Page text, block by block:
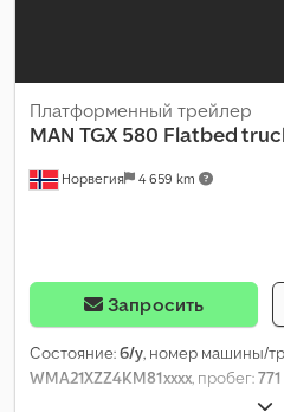
Норвегия 4 659 km
Платформенный трейлер
MAN TGX 580 Flatbed
Запросить
Состояние:б/у, номер машины/
WMA21XZZ4KM81xxxx, пробег: